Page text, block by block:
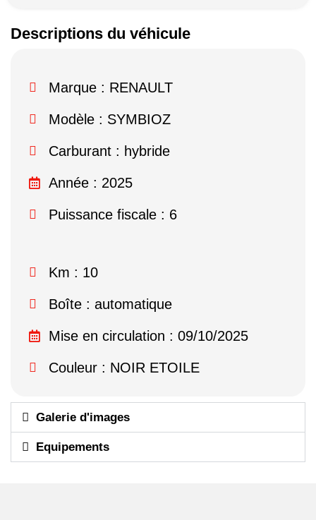
Descriptions du véhicule
Marque : RENAULT
Modèle : SYMBIOZ
Carburant : hybride
Année : 2025
Puissance fiscale : 6
Km : 10
Boîte : automatique
Mise en circulation : 09/10/2025
Couleur : NOIR ETOILE
Galerie d'images
Equipements